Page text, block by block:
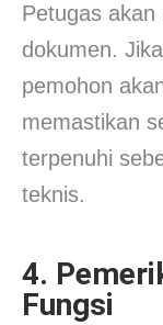
Petugas akan
dokumen.
pemohon
memastikan
terpenuhi
teknis.
4.
Fungsi